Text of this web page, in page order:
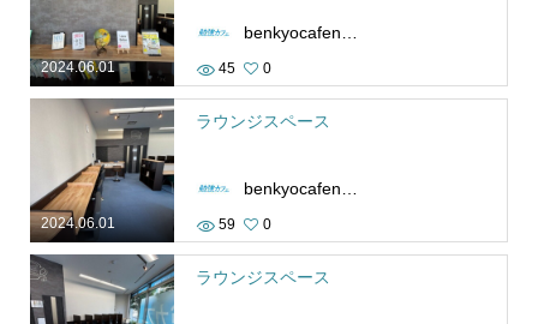
2024.06.01 45 0
2024.06.01
ラウンジスペース
59 0
ラウンジスペース